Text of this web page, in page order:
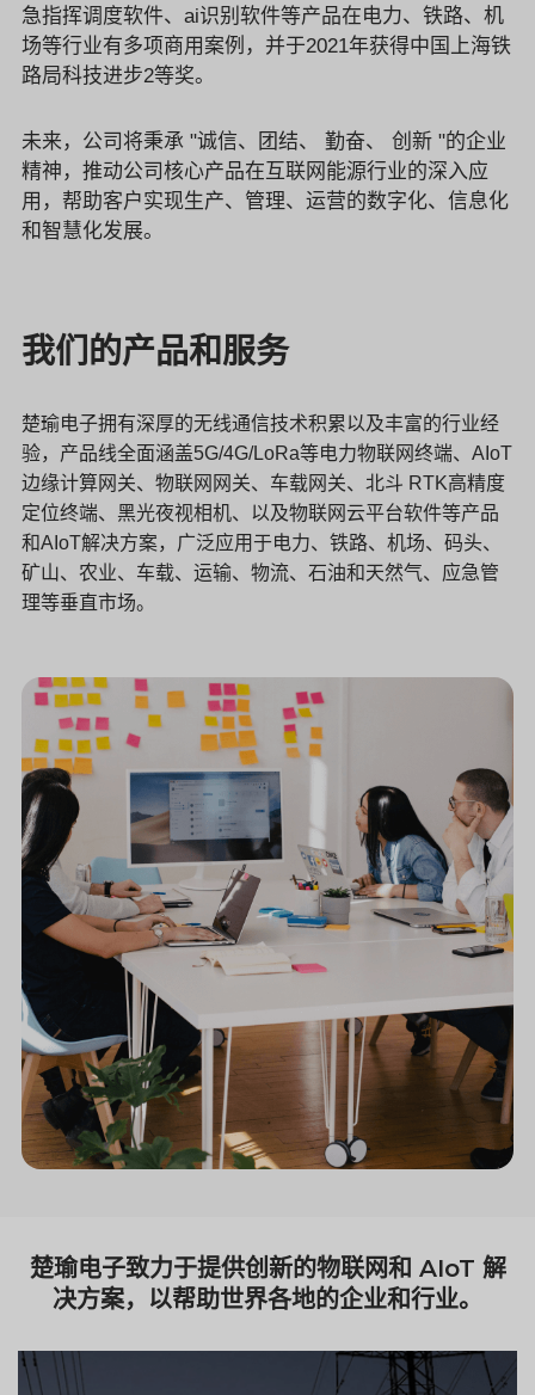
急指挥调度软件、ai识别软件等产品在电力、铁路、机
场等行业有多项商用案例，并于2021年获得中国上海铁
路局科技进步2等奖。
未来，公司将秉承 "诚信、团结、 勤奋、 创新 "的企业
精神，推动公司核心产品在互联网能源行业的深入应
用，帮助客户实现生产、管理、运营的数字化、信息化
和智慧化发展。
我们的产品和服务
楚瑜电子拥有深厚的无线通信技术积累以及丰富的行业经
验，产品线全面涵盖5G/4G/LoRa等电力物联网终端、AIoT
边缘计算网关、物联网网关、车载网关、北斗 RTK高精度
定位终端、黑光夜视相机、以及物联网云平台软件等产品
和AIoT解决方案，广泛应用于电力、铁路、机场、码头、
矿山、农业、车载、运输、物流、石油和天然气、应急管
理等垂直市场。
楚瑜电子致力于提供创新的物联网和 AIoT 解
决方案，以帮助世界各地的企业和行业。